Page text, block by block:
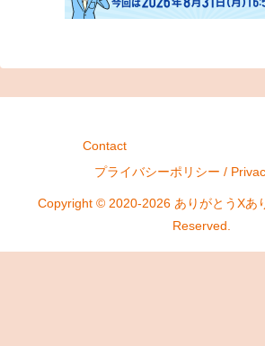
Contact
プライバシーポリシー /
Copyright © 2020-2026 ありがとうXあ
Reserved.